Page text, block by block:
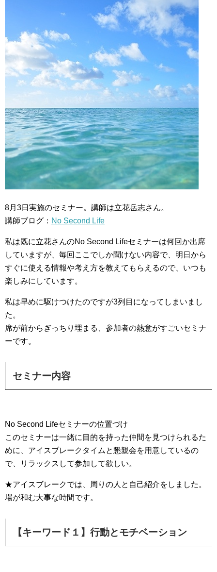
8月3日実施のセミナー。講師は立花岳志さん。
講師ブログ： No Second Life
私は既に立花さんのNo Second Lifeセミナーは何回か出席
していますが、毎回ここでしか聞けない内容で、明日から
すぐに使える情報や考え方を教えてもらえるので、いつも
楽しみにしています。
私は早めに駆けつけたのですが3列目になってしまいまし
た。
席が前からぎっちり埋まる、参加者の熱意がすごいセミナ
ーです。
セミナー内容
No Second Lifeセミナーの位置づけ
このセミナーは一緒に目的を持った仲間を見つけられるた
めに、アイスブレークタイムと懇親会を用意しているの
で、リラックスして参加して欲しい。
★アイスブレークでは、周りの人と自己紹介をしました。
場が和む大事な時間です。
【キーワード１】行動とモチベーション